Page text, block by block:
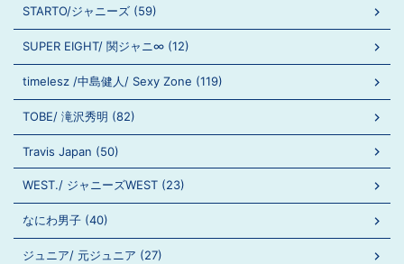
STARTO/ジャニーズ (59)
SUPER EIGHT/ 関ジャニ∞ (12)
timelesz /中島健人/ Sexy Zone (119)
TOBE/ 滝沢秀明 (82)
Travis Japan (50)
WEST./ ジャニーズWEST (23)
なにわ男子 (40)
ジュニア/ 元ジュニア (27)